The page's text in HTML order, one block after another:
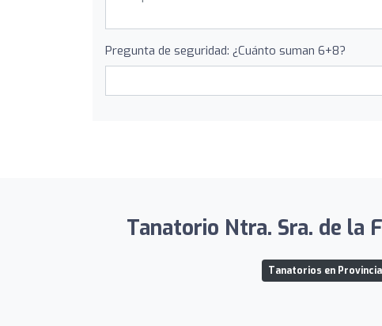
Pregunta de seguridad: ¿Cuánto suman 6+8?
Tanatorio Ntra. Sra. de la
Tanatorios en Provincia